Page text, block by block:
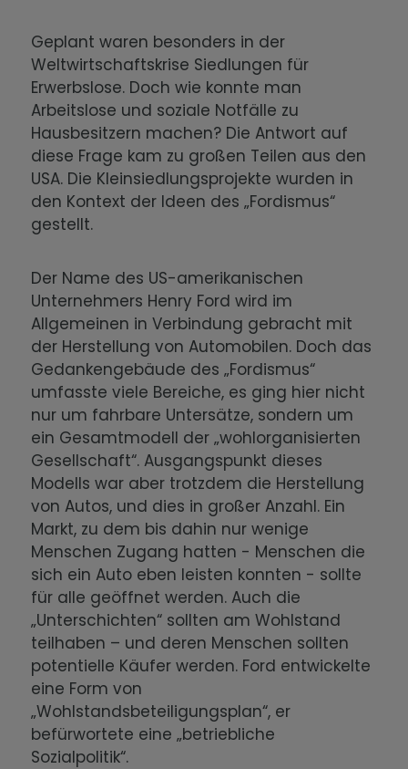
Geplant waren besonders in der
Weltwirtschaftskrise Siedlungen für
Erwerbslose. Doch wie konnte man
Arbeitslose und soziale Notfälle zu
Hausbesitzern machen? Die Antwort auf
diese Frage kam zu großen Teilen aus den
USA. Die Kleinsiedlungsprojekte wurden in
den Kontext der Ideen des „Fordismus“
gestellt.
Der Name des US-amerikanischen
Unternehmers Henry Ford wird im
Allgemeinen in Verbindung gebracht mit
der Herstellung von Automobilen. Doch das
Gedankengebäude des „Fordismus“
umfasste viele Bereiche, es ging hier nicht
nur um fahrbare Untersätze, sondern um
ein Gesamtmodell der „wohlorganisierten
Gesellschaft“. Ausgangspunkt dieses
Modells war aber trotzdem die Herstellung
von Autos, und dies in großer Anzahl. Ein
Markt, zu dem bis dahin nur wenige
Menschen Zugang hatten - Menschen die
sich ein Auto eben leisten konnten - sollte
für alle geöffnet werden. Auch die
„Unterschichten“ sollten am Wohlstand
teilhaben – und deren Menschen sollten
potentielle Käufer werden. Ford entwickelte
eine Form von
„Wohlstandsbeteiligungsplan“, er
befürwortete eine „betriebliche
Sozialpolitik“.